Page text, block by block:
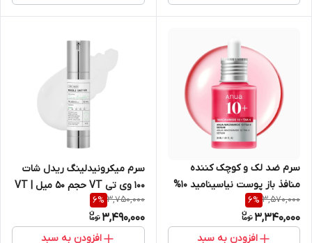
سرم ضد لک و کوچک کننده
منافذ باز پوست نیاسینامید 10%
30 میل کپی
3,570,000
6%
3,340,000
افزودن به سبد
سرم میکرونیدلینگ ریدل شات
100 وی تی VT حجم ۵۰ میل | VT
Reedle Shot 100 50ml
3,750,000
6%
3,490,000
افزودن به سبد